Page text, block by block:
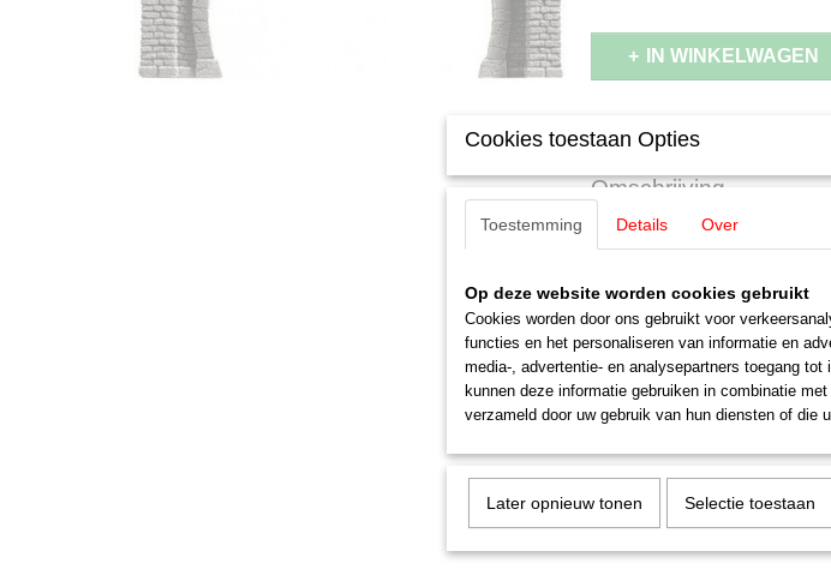
IN WINKELWAGEN
Specificaties
EAN code
Productcode leverancier
Schaal
Staat
Omschrijving
Noch 58052
Portalen & tunnels 21 x 14 cm H0
Cookies toestaan Opties
Toestemming Details Over
Op deze website worden cookies gebruikt
Cookies worden door ons gebruikt voor
functies en het personaliseren van informatie en
media-, advertentie- en analysepartners toegang
kunnen deze informatie gebruiken in combinatie
verzameld door uw gebruik van hun diensten of die
Later opnieuw tonen Selectie toestaan